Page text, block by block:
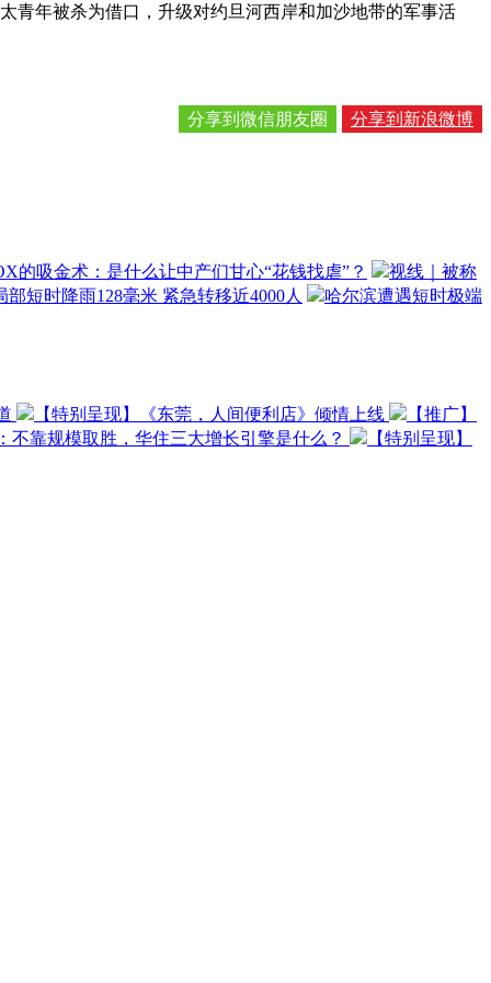
年被杀为借口，升级对约旦河西岸和加沙地带的军事活
分享到新浪微博
分享到微信朋友圈
的吸金术：是什么让中产们甘心“花钱找虐”？
视线｜被称
部短时降雨128毫米 紧急转移近4000人
哈尔滨遭遇短时极端
【特别呈现】《东莞，人间便利店》倾情上线
【推广】
不靠规模取胜，华住三大增长引擎是什么？
【特别呈现】